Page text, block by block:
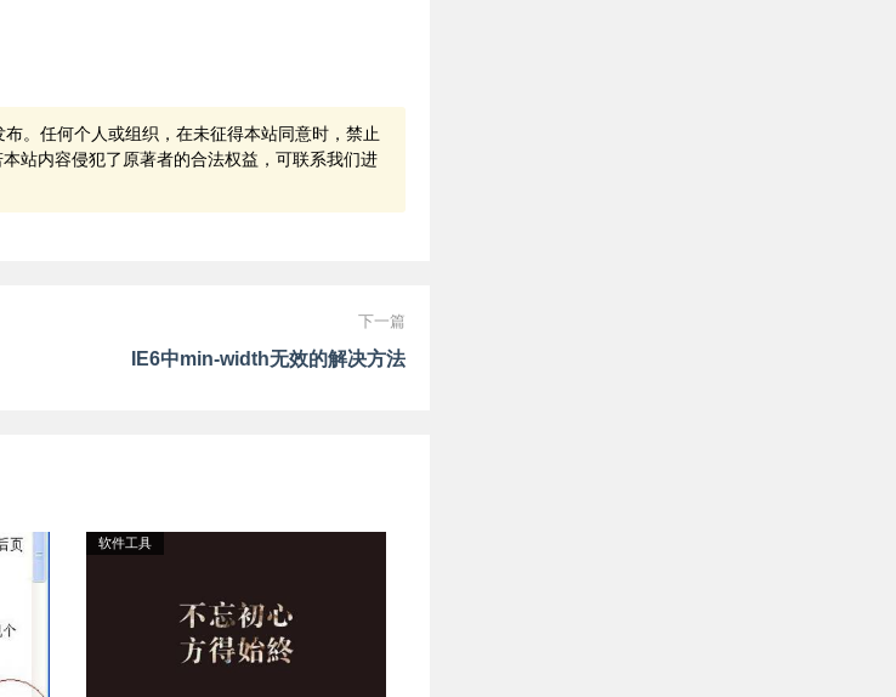
布。任何个人或组织，在未征得本站同意时，禁止
站内容侵犯了原著者的合法权益，可联系我们进
下一篇
IE6中min-width无效的解决方法
软件工具